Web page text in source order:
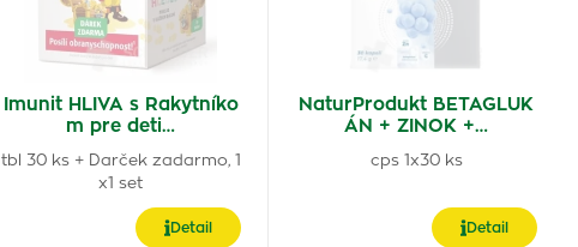
Imunit HLIVA s Rakytníko
m pre deti…
tbl 30 ks + Darček zadarmo, 1
x1 set
Detail
NaturProdukt BETAGLUK
ÁN + ZINOK +…
cps 1x30 ks
Detail